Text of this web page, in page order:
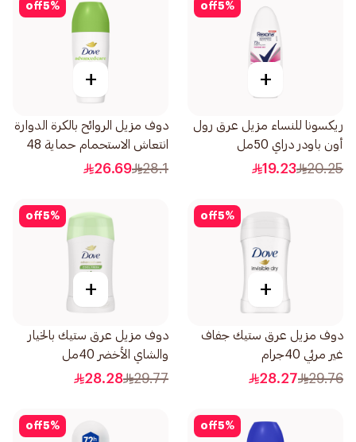
5%
off
+
ريكسونا للنساء مزيل عرق رول
أون باودر دراي 50مل
20.25
19.23
5%
off
+
دوف مزيل الروائح بالكرة الدوارة
انتعاش الاستحمام حماية 48
ساعة 50مل
28.1
26.69
5%
off
+
دوف مزيل عرق ستيك جفاف
غير مرئي 40جرام
29.76
28.27
5%
off
+
دوف مزيل عرق ستيك بالخيار
والشاي الأخضر 40مل
29.77
28.28
5%
off
5%
off